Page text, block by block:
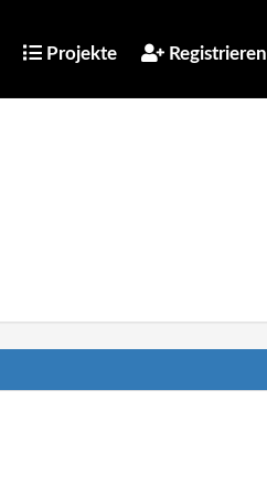
Projekte Registrieren